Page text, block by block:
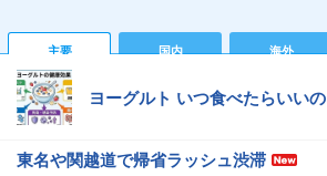
主要 国内 海外
ヨーグルト いつ食べたらいいの
東名や関越道で帰省ラッシュ渋滞